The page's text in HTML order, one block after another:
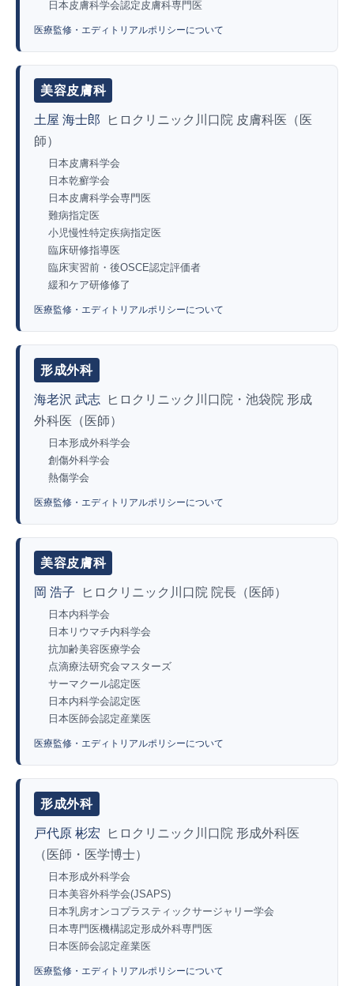
日本皮膚科学会認定皮膚科専門医
医療監修・エディトリアルポリシーについて
美容皮膚科
土屋 海士郎
ヒロクリニック川口院 皮膚科医（医
師）
日本皮膚科学会
日本乾癬学会
日本皮膚科学会専門医
難病指定医
小児慢性特定疾病指定医
臨床研修指導医
臨床実習前・後OSCE認定評価者
緩和ケア研修修了
医療監修・エディトリアルポリシーについて
形成外科
海老沢 武志
ヒロクリニック川口院・池袋院 形成
外科医（医師）
日本形成外科学会
創傷外科学会
熱傷学会
医療監修・エディトリアルポリシーについて
美容皮膚科
岡 浩子 ヒロクリニック川口院 院長（医師）
日本内科学会
日本リウマチ内科学会
抗加齢美容医療学会
点滴療法研究会マスターズ
サーマクール認定医
日本内科学会認定医
日本医師会認定産業医
医療監修・エディトリアルポリシーについて
形成外科
戸代原 彬宏
ヒロクリニック川口院 形成外科医
（医師・医学博士）
日本形成外科学会
日本美容外科学会(JSAPS)
日本乳房オンコプラスティックサージャリー学会
日本専門医機構認定形成外科専門医
日本医師会認定産業医
医療監修・エディトリアルポリシーについて